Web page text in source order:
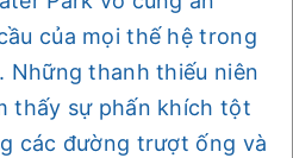
của mọi thế hệ trong
Những thanh thiếu niên
thấy sự phấn khích tột
các đường trượt ống và